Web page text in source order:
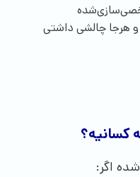
هرجا چالشی داشتی
کسانیه؟
اگر: